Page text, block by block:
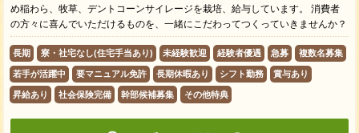
め稲わら、牧草、デントコーンサイレージを栽培、給与しています。 消費者
の方々に喜んでいただけるものを、一緒にこだわってつくっていきませんか？
長期 寮・社宅なし(住宅手当あり) 未経験歓迎 経験者優遇 急募 複数名募集
若手が活躍中 要マニュアル免許 長期休暇あり シフト勤務 賞与あり
昇給あり 社会保険完備 幹部候補募集 その他特典